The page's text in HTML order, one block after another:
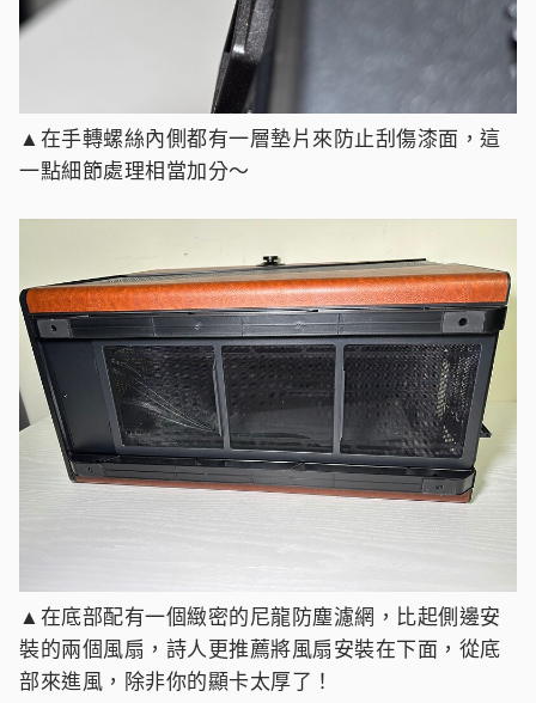
▲在手轉螺絲內側都有一層墊片來防止刮傷漆面，這
一點細節處理相當加分～
▲在底部配有一個緻密的尼龍防塵濾網，比起側邊安
裝的兩個風扇，詩人更推薦將風扇安裝在下面，從底
部來進風，除非你的顯卡太厚了！